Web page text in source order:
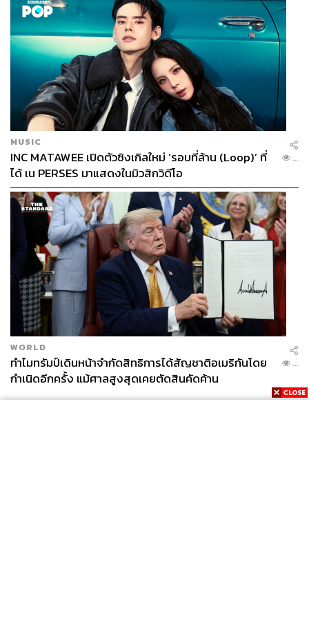
MUSIC
INC MATAWEE เปิดตัวซิงเกิลใหม่ ‘รอบที่ล้าน (Loop)’ ที่
ได้ เน PERSES มาแสดงในมิวสิกวิดีโอ
...
WORLD
ทำไมทรัมป์เดินหน้าจำกัดสิทธิการได้สัญชาติอเมริกันโดย
กำเนิดอีกครั้ง แม้ศาลสูงสุดเคยตัดสินคัดค้าน
...